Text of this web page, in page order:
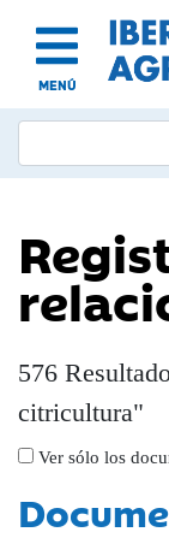
MENÚ
576
citricultura"
Ver sólo los